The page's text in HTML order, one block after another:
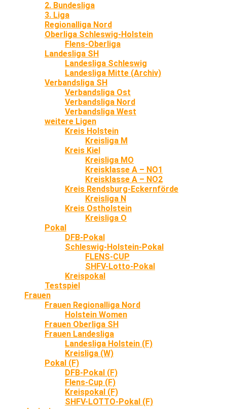
2. Bundesliga
3. Liga
Regionalliga Nord
Oberliga Schleswig-Holstein
Flens-Oberliga
Landesliga SH
Landesliga Schleswig
Landesliga Mitte (Archiv)
Verbandsliga SH
Verbandsliga Ost
Verbandsliga Nord
Verbandsliga West
weitere Ligen
Kreis Holstein
Kreisliga M
Kreis Kiel
Kreisliga MO
Kreisklasse A – NO1
Kreisklasse A – NO2
Kreis Rendsburg-Eckernförde
Kreisliga N
Kreis Ostholstein
Kreisliga O
Pokal
DFB-Pokal
Schleswig-Holstein-Pokal
FLENS-CUP
SHFV-Lotto-Pokal
Kreispokal
Testspiel
Frauen
Frauen Regionalliga Nord
Holstein Women
Frauen Oberliga SH
Frauen Landesliga
Landesliga Holstein (F)
Kreisliga (W)
Pokal (F)
DFB-Pokal (F)
Flens-Cup (F)
Kreispokal (F)
SHFV-LOTTO-Pokal (F)